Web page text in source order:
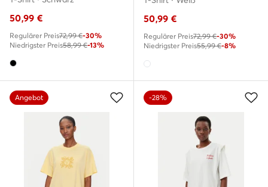
50,99 €
Regulärer Preis72,99 €-30%
Niedrigster Preis58,99 €-13%
50,99 €
Regulärer Preis72,99 €-30%
Niedrigster Preis55,99 €-8%
Angebot -28%